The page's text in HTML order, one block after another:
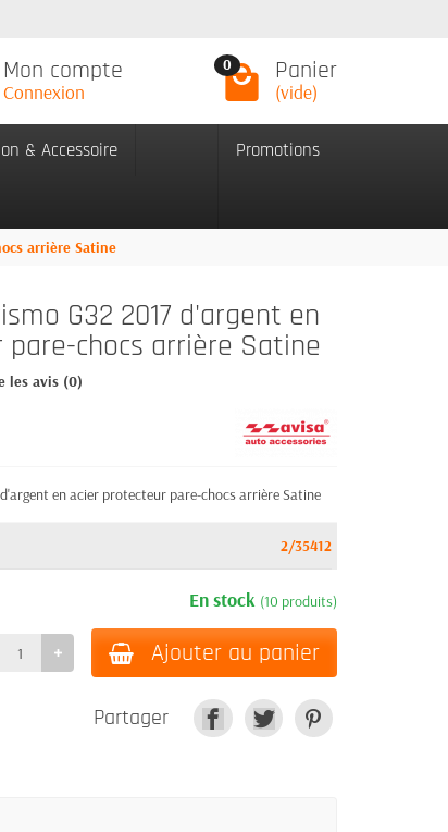
Mon compte
Connexion
0 Panier
(vide)
& Accessoire Promotions
arrière Satine
G32 2017 d'argent en
chocs arrière Satine
les avis (0)
en acier protecteur pare-chocs arrière Satine
2/35412
En stock (10 produits)
Ajouter au panier
Partager